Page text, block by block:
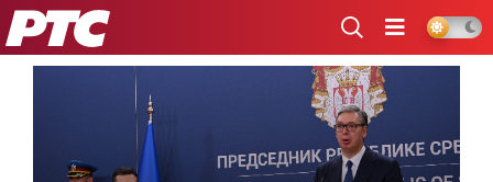
РТС